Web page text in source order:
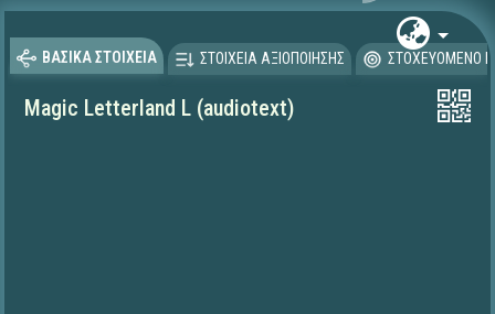
ΒΑΣΙΚΑ ΣΤΟΙΧΕΙΑ ΣΤΟΙΧΕΙΑ ΑΞΙΟΠΟΙΗΣΗΣ ΣΤΟΧΕΥΟΜΕΝΟ
Magic Letterland L (audiotext)